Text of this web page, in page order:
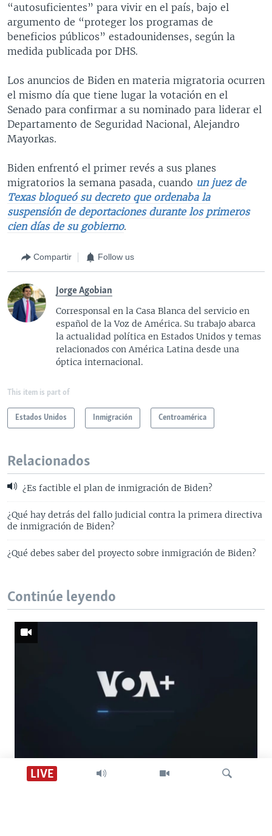
LIVE
“autosuficientes” para vivir en el país, bajo el
argumento de “proteger los programas de
beneficios públicos” estadounidenses, según la
medida publicada por DHS.
Los anuncios de Biden en materia migratoria ocurren
el mismo día que tiene lugar la votación en el
Senado para confirmar a su nominado para liderar el
Departamento de Seguridad Nacional, Alejandro
Mayorkas.
Biden enfrentó el primer revés a sus planes
migratorios la semana pasada, cuando un juez de
Texas bloqueó su decreto que ordenaba la
suspensión de deportaciones durante los primeros
cien días de su gobierno.
Compartir Follow us
Jorge Agobian
Corresponsal en la Casa Blanca del servicio en
español de la Voz de América. Su trabajo abarca
la actualidad política en Estados Unidos y temas
relacionados con América Latina desde una
óptica internacional.
This item is part of
Estados Unidos Inmigración Centroamérica
Relacionados
¿Es factible el plan de inmigración de Biden?
¿Qué hay detrás del fallo judicial contra la primera directiva
de inmigración de Biden?
¿Qué debes saber del proyecto sobre inmigración de Biden?
Continúe leyendo
Descarga VOA +